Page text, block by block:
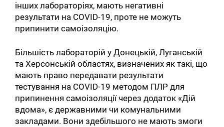
інших лабораторіях, мають негативні
результати на СОVID-19, проте не можуть
припинити самоізоляцію.
Більшість лабораторій у Донецькій, Луганській
та Херсонській областях, визначених як такі, що
мають право передавати результати
тестування на COVID-19 методом ПЛР для
припинення самоізоляції через додаток «Дій
вдома», є державними чи комунальними
закладами. Вони здебільшого не мають змоги